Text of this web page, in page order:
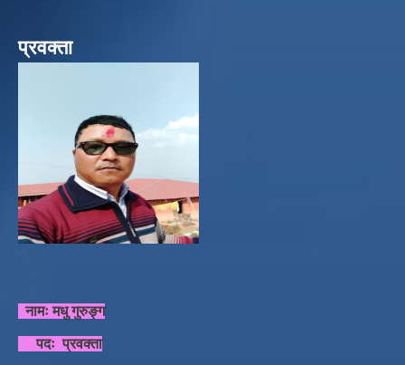
प्रवक्ता
नामः मधु गुरुङ्ग
पदः प्रवक्ता